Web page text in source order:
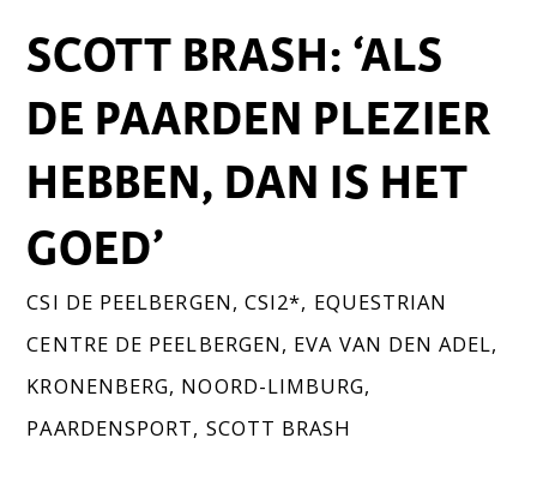
SCOTT BRASH: ‘ALS
DE PAARDEN PLEZIER
HEBBEN, DAN IS HET
GOED’
CSI DE PEELBERGEN, CSI2*, EQUESTRIAN
CENTRE DE PEELBERGEN, EVA VAN DEN ADEL,
KRONENBERG, NOORD-LIMBURG,
PAARDENSPORT, SCOTT BRASH